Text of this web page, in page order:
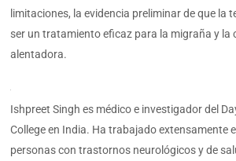
limitaciones, la evidencia preliminar de que la
ser un tratamiento eficaz para la migraña y la
alentadora.
Ishpreet Singh es médico e investigador del
College en India. Ha trabajado extensamente
personas con trastornos neurológicos y de